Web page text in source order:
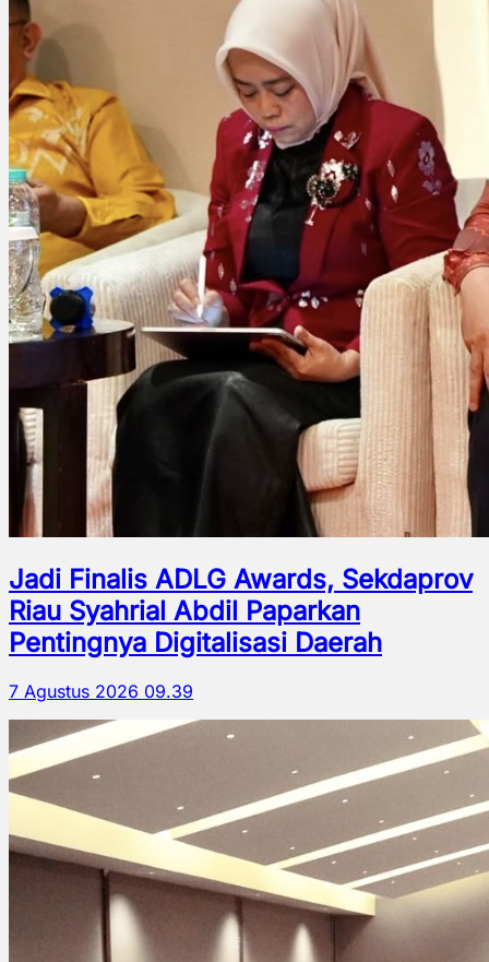
Jadi Finalis ADLG Awards, Sekdaprov
Riau Syahrial Abdil Paparkan
Pentingnya Digitalisasi Daerah
7 Agustus 2026 09.39